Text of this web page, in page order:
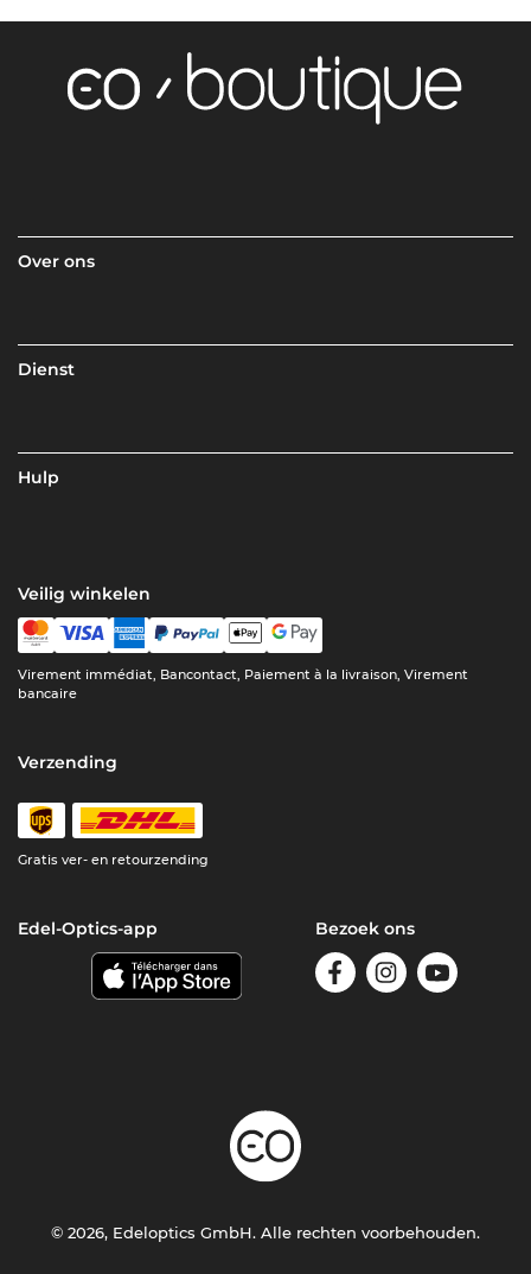
Over ons
Dienst
Hulp
Veilig winkelen
Virement immédiat, Bancontact, Paiement à la livraison, Virement
bancaire
Verzending
Gratis ver- en retourzending
Edel-Optics-app Bezoek ons
© 2026, Edeloptics GmbH. Alle rechten voorbehouden.